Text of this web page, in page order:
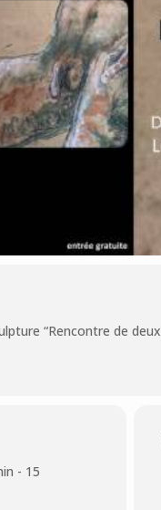
“Rencontre de
- 15